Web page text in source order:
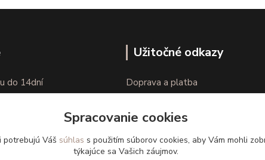
do 14dní
Užitočné odkazy
Doprava a platba
Spracovanie cookies
Váš súhlas s použitím súborov cookies, aby Vám mohli
týkajúce sa Vašich záujmov.